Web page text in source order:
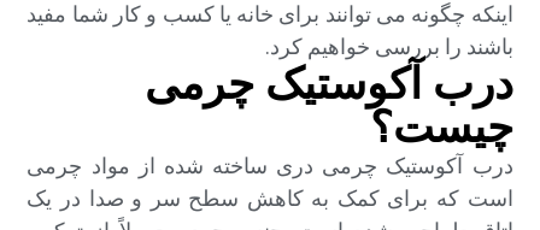
اینکه چگونه می توانند برای خانه یا کسب و کار شما مفید
باشند را بررسی خواهیم کرد.
درب آکوستیک چرمی
چیست؟
درب آکوستیک چرمی دری ساخته شده از مواد چرمی
است که برای کمک به کاهش سطح سر و صدا در یک